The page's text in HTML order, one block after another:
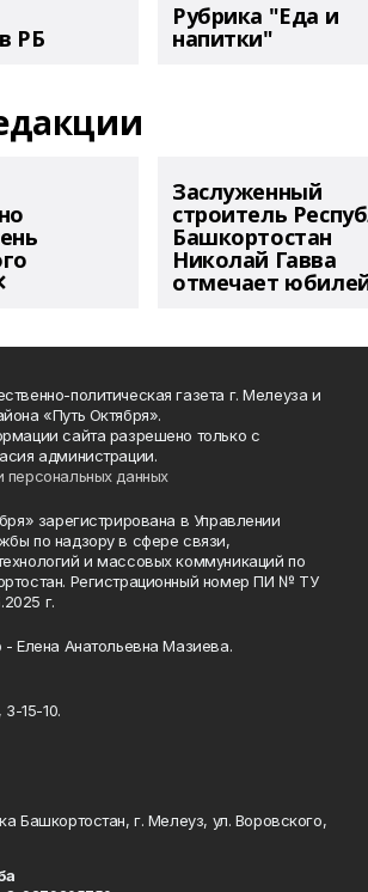
РБ
Рубрика "Еда и
напитки"
Заслуженный
строитель
Башкортостан
Николай Гавва
отмечает
политическая газета г. Мелеуза и
«Путь Октября».
сайта разрешено только с
администрации.
персональных данных
зарегистрирована в Управлении
по надзору в сфере связи,
и массовых коммуникаций по
Регистрационный номер ПИ № ТУ
г.
- Елена Анатольевна Мазиева.
15-10.
Башкортостан, г. Мелеуз, ул. Воровского,